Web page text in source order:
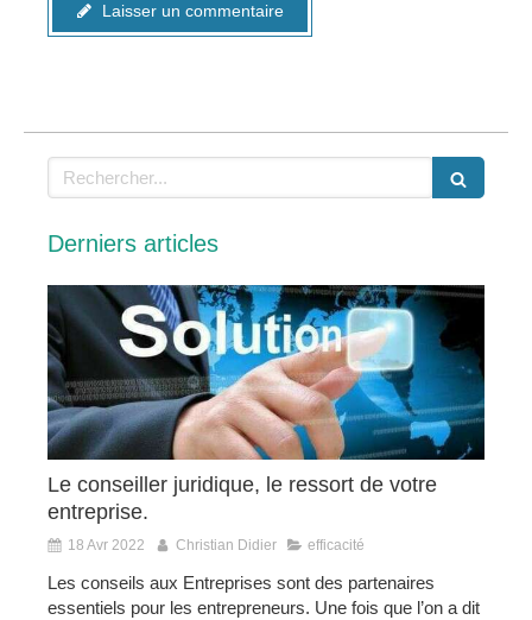
Laisser un commentaire
Rechercher
Derniers articles
Le conseiller juridique, le ressort de votre
entreprise.
18 Avr 2022 Christian Didier efficacité
Les conseils aux Entreprises sont des partenaires
essentiels pour les entrepreneurs. Une fois que l’on a dit